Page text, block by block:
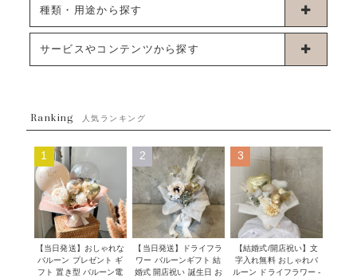
卓上タイプバルーン
ブーケタイプバルーン
ムーンリットバルーン
コンフェッティバルーン
フリンジバルーン
デコレーションセット
プロップスバルーン
種類・用途から探す
お誕生日
開店・周年祝い
発表会・劇場
その他お祝い
クリスマス
サービスやコンテンツから探す
発送について
Q&A
メッセージカード・電報について
オーダーメイドについて
セミオーダーについて
フリンジバルーンについて
Ranking 人気ランキング
1
【当日発送】おしゃれな
バルーン プレゼント ギ
フト 置き型 バルーン電
2
【当日発送】ドライフラ
ワー バルーンギフト 結
婚式 開店祝い 誕生日 お
3
【結婚式/開店祝い】文
字入れ無料 おしゃれバ
ルーン ドライフラワー -